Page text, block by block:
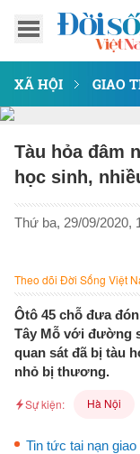
XÃ HỘI GIAO
Tàu hỏa đâm
học sinh,
Thứ ba, 29/09/2020,
Theo dõi Đời Sống Việt
Ôtô 45 chỗ đưa
Tây Mỗ với đường
quan sát đã bị tàu
nhỏ bị thương.
Sự kiện: Hà Nội
Tin tức tai nạn